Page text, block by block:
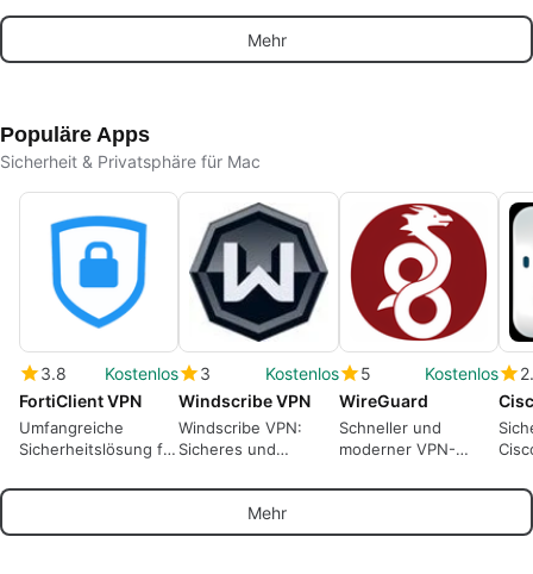
Dateiverschlüsselung
und -vernichtung
Exploit-Validierung
Mac
Mehr
Populäre Apps
Sicherheit & Privatsphäre für Mac
3.8
Kostenlos
FortiClient VPN
Umfangreiche
Sicherheitslösung für
3
Kostenlos
Windscribe VPN
Windscribe VPN:
Sicheres und
5
Kostenlos
WireGuard
Schneller und
moderner VPN-
Mehr